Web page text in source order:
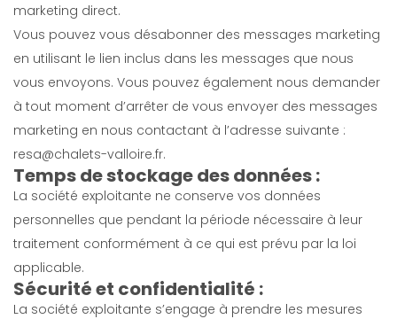
marketing direct.
Vous pouvez vous désabonner des messages marketing
en utilisant le lien inclus dans les messages que nous
vous envoyons. Vous pouvez également nous demander
à tout moment d’arrêter de vous envoyer des messages
marketing en nous contactant à l’adresse suivante :
resa@chalets-valloire.fr.
Temps de stockage des données :
La société exploitante ne conserve vos données
personnelles que pendant la période nécessaire à leur
traitement conformément à ce qui est prévu par la loi
applicable.
Sécurité et confidentialité :
La société exploitante s’engage à prendre les mesures